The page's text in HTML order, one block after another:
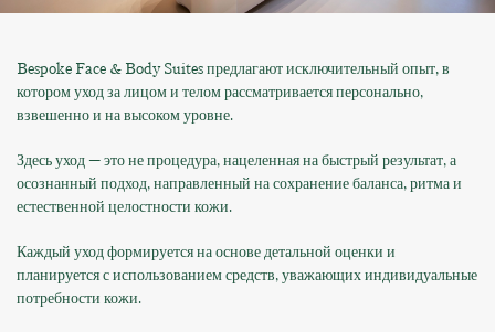
Bespoke Face & Body Suites предлагают исключительный опыт, в
котором уход за лицом и телом рассматривается персонально,
взвешенно и на высоком уровне.
Здесь уход — это не процедура, нацеленная на быстрый результат, а
осознанный подход, направленный на сохранение баланса, ритма и
естественной целостности кожи.
Каждый уход формируется на основе детальной оценки и
планируется с использованием средств, уважающих индивидуальные
потребности кожи.